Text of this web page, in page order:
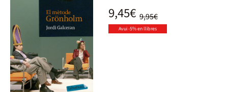
9,95€
9,45€
Avui -5% en llibres